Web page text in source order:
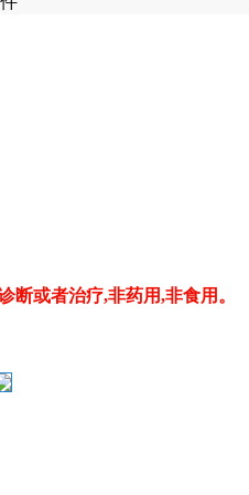
或者治疗,非药用,非食用。